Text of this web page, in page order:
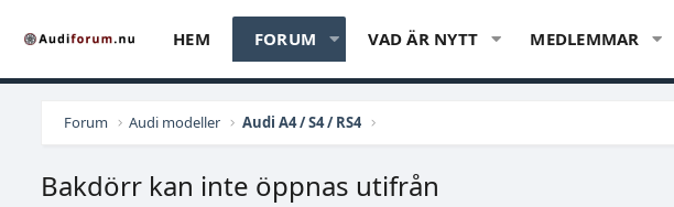
HEM FORUM VAD ÄR NYTT MEDLEMMAR
Forum Audi modeller Audi A4 / S4 / RS4
Bakdörr kan inte öppnas utifrån